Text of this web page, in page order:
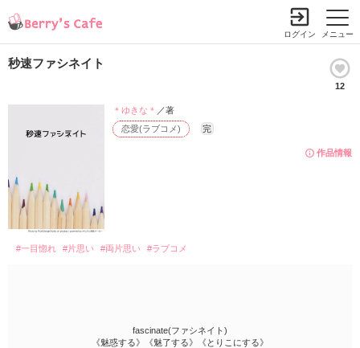
メニュー
ログイン
秒速ファシネイト
12
作品情報
恋愛(ラブコメ) 完
＊ゆきな＊ ／著
#一目惚れ #片思い #両片思い #ラブコメ
fascinate(ファシネイト)
《魅惑する》《魅了する》《とりこにする》